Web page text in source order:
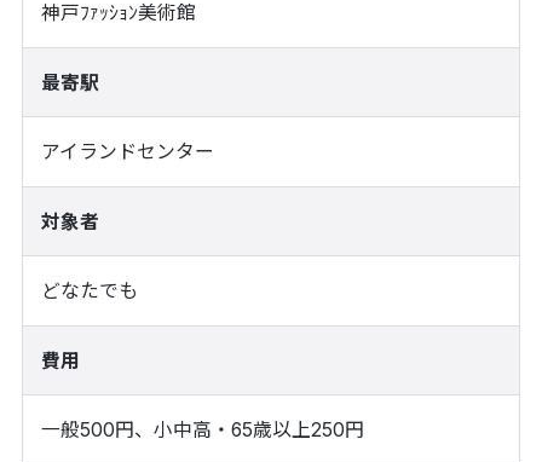
神戸ﾌｧｯｼｮﾝ美術館
最寄駅
アイランドセンター
対象者
どなたでも
費用
一般500円、小中高・65歳以上250円